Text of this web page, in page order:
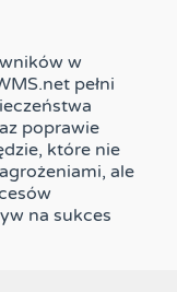
w
pełni
poprawie
które nie
ale
na sukces